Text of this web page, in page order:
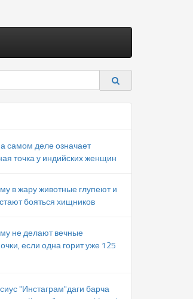
самом деле означает
точка у индийских женщин
в жару животные глупеют и
бояться хищников
не делают вечные
если одна горит уже 125
"Инстаграм"даги барча